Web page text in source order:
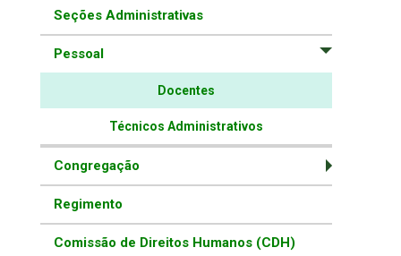
Seções Administrativas
Pessoal
Docentes
Técnicos Administrativos
Congregação
Regimento
Comissão de Direitos Humanos (CDH)